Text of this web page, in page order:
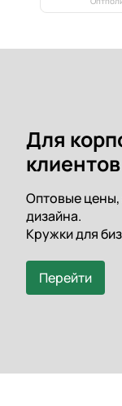
Для
клиентов
Оптовые цены,
дизайна.
Кружки для
Перейти